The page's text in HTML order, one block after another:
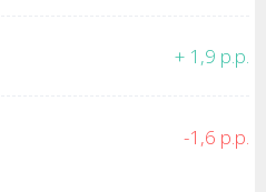
+ 1,9 p.p.
-1,6 p.p.